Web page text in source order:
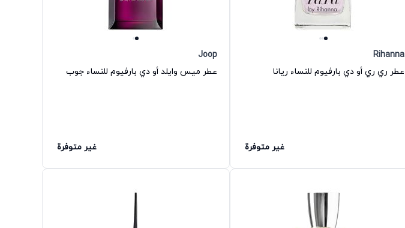
Rihanna
عطر ري ري أو دي بارفيوم للنساء ريانا
غير متوفرة
Joop
عطر ميس وايلد أو دي بارفيوم للنساء جوب
غير متوفرة